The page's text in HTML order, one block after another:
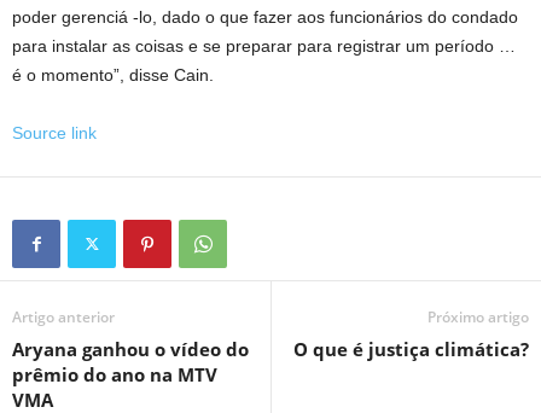
poder gerenciá -lo, dado o que fazer aos funcionários do condado
para instalar as coisas e se preparar para registrar um período …
é o momento”, disse Cain.
Source link
Artigo anterior
Aryana ganhou o vídeo do
prêmio do ano na MTV
VMA
Próximo artigo
O que é justiça climática?